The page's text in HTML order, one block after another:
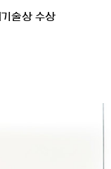
술상 수상